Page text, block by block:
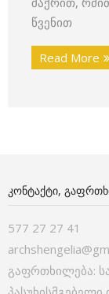
წვენით
Read More
ᲙᲝᲜᲢᲐᲥᲢᲘ,
577 27 27 41
გაფრთხილება: